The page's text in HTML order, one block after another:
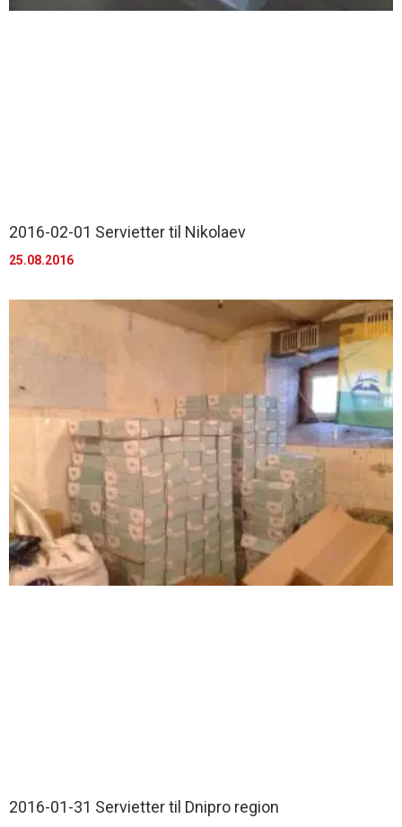
2016-02-01 Servietter til Nikolaev
25.08.2016
2016-01-31 Servietter til Dnipro region